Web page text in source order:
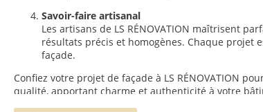
Savoir-faire artisanal
Les artisans de LS RÉNOVATION maîtrisent
résultats précis et homogènes. Chaque projet
façade.
Confiez votre projet de façade à LS RÉNOVATION
qualité, apportant charme et authenticité à votre